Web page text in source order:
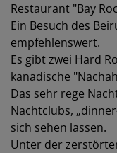
Restaurant "Bay
Ein Besuch des
empfehlenswert.
Es gibt zwei Hard
kanadische
Das sehr rege
Nachtclubs,
sich sehen lassen.
Unter der